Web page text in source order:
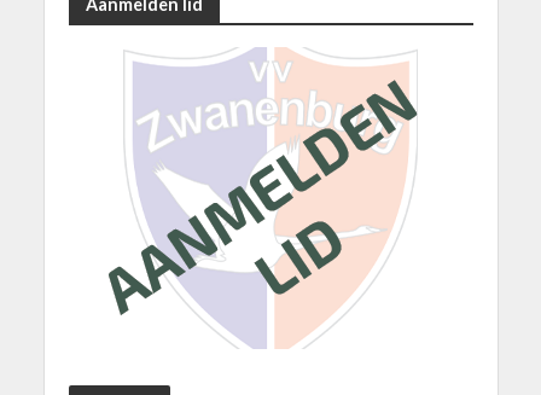
Aanmelden lid